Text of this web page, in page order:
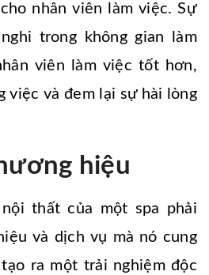
nhân viên làm việc. Sự
trong không gian làm
viên làm việc tốt hơn,
việc và đem lại sự hài lòng
hiệu
thất của một spa phải
và dịch vụ mà nó cung
ra một trải nghiệm độc